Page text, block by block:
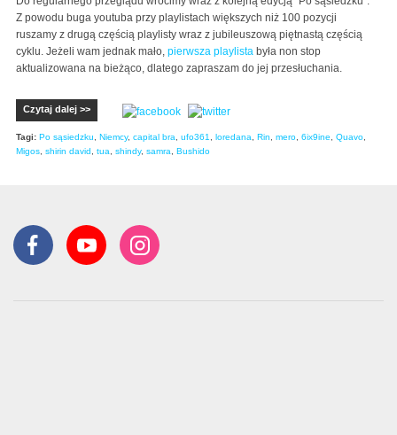
Z powodu buga youtuba przy playlistach większych niż 100 pozycji
ruszamy z drugą częścią playlisty wraz z jubileuszową piętnastą częścią
cyklu. Jeżeli wam jednak mało, pierwsza playlista była non stop
aktualizowana na bieżąco, dlatego zapraszam do jej przesłuchania.
Czytaj dalej >>
Tagi: Po sąsiedzku, Niemcy, capital bra, ufo361, loredana, Rin, mero, 6ix9ine, Quavo,
Migos, shirin david , tua, shindy, samra, Bushido